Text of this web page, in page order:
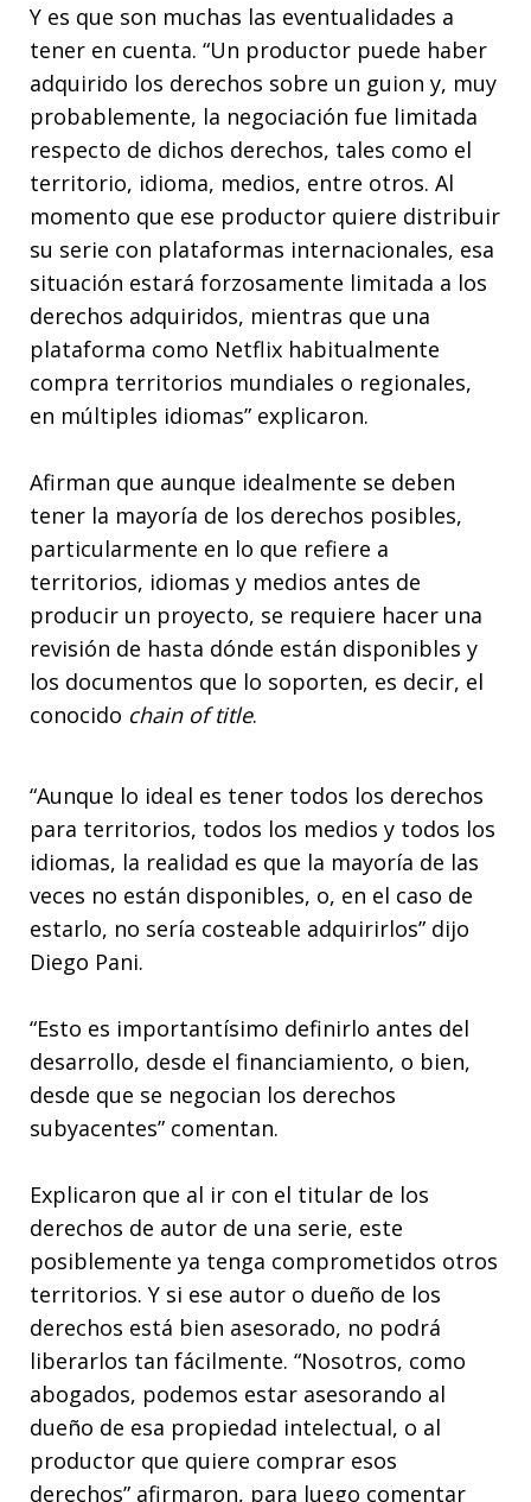
Y es que son muchas las eventualidades a
tener en cuenta. “Un productor puede haber
adquirido los derechos sobre un guion y, muy
probablemente, la negociación fue limitada
respecto de dichos derechos, tales como el
territorio, idioma, medios, entre otros. Al
momento que ese productor quiere distribuir
su serie con plataformas internacionales, esa
situación estará forzosamente limitada a los
derechos adquiridos, mientras que una
plataforma como Netflix habitualmente
compra territorios mundiales o regionales,
en múltiples idiomas” explicaron.
Afirman que aunque idealmente se deben
tener la mayoría de los derechos posibles,
particularmente en lo que refiere a
territorios, idiomas y medios antes de
producir un proyecto, se requiere hacer una
revisión de hasta dónde están disponibles y
los documentos que lo soporten, es decir, el
conocido chain of title.
“Aunque lo ideal es tener todos los derechos
para territorios, todos los medios y todos los
idiomas, la realidad es que la mayoría de las
veces no están disponibles, o, en el caso de
estarlo, no sería costeable adquirirlos” dijo
Diego Pani.
“Esto es importantísimo definirlo antes del
desarrollo, desde el financiamiento, o bien,
desde que se negocian los derechos
subyacentes” comentan.
Explicaron que al ir con el titular de los
derechos de autor de una serie, este
posiblemente ya tenga comprometidos otros
territorios. Y si ese autor o dueño de los
derechos está bien asesorado, no podrá
liberarlos tan fácilmente. “Nosotros, como
abogados, podemos estar asesorando al
dueño de esa propiedad intelectual, o al
productor que quiere comprar esos
derechos” afirmaron, para luego comentar